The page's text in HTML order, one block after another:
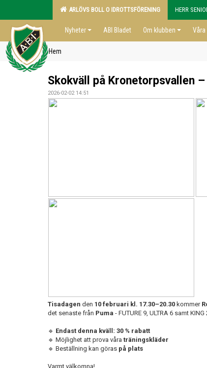
ARLÖVS BOLL O IDROTTSFÖRENING HERR
Nyheter ABI Bladet Om klubben Våra
Hem
Skokväll på Kronetorpsvallen
2026-02-02 14:51
Tisadagen den 10 februari kl. 17.30–20.30 kommer
det senaste från Puma - FUTURE 9, ULTRA 6 samt KING
🔹 Endast denna kväll: 30 % rabatt
🔹 Möjlighet att prova våra träningskläder
🔹 Beställning kan göras på plats
Varmt välkomna!